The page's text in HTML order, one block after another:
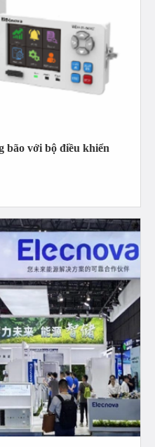
bão với bộ điều khiển